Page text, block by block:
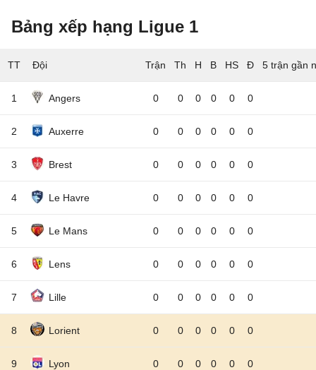
Bảng xếp hạng Ligue 1
TT Đội 5 trận gần
1 Angers 0 0 0 0 0 0
2 Auxerre 0 0 0 0 0 0
3 Brest 0 0 0 0 0 0
4 Le Havre 0 0 0 0 0 0
5 Le Mans 0 0 0 0 0 0
6 Lens 0 0 0 0 0 0
7 Lille 0 0 0 0 0 0
8 Lorient 0 0 0 0 0 0
9 Lyon 0 0 0 0 0 0